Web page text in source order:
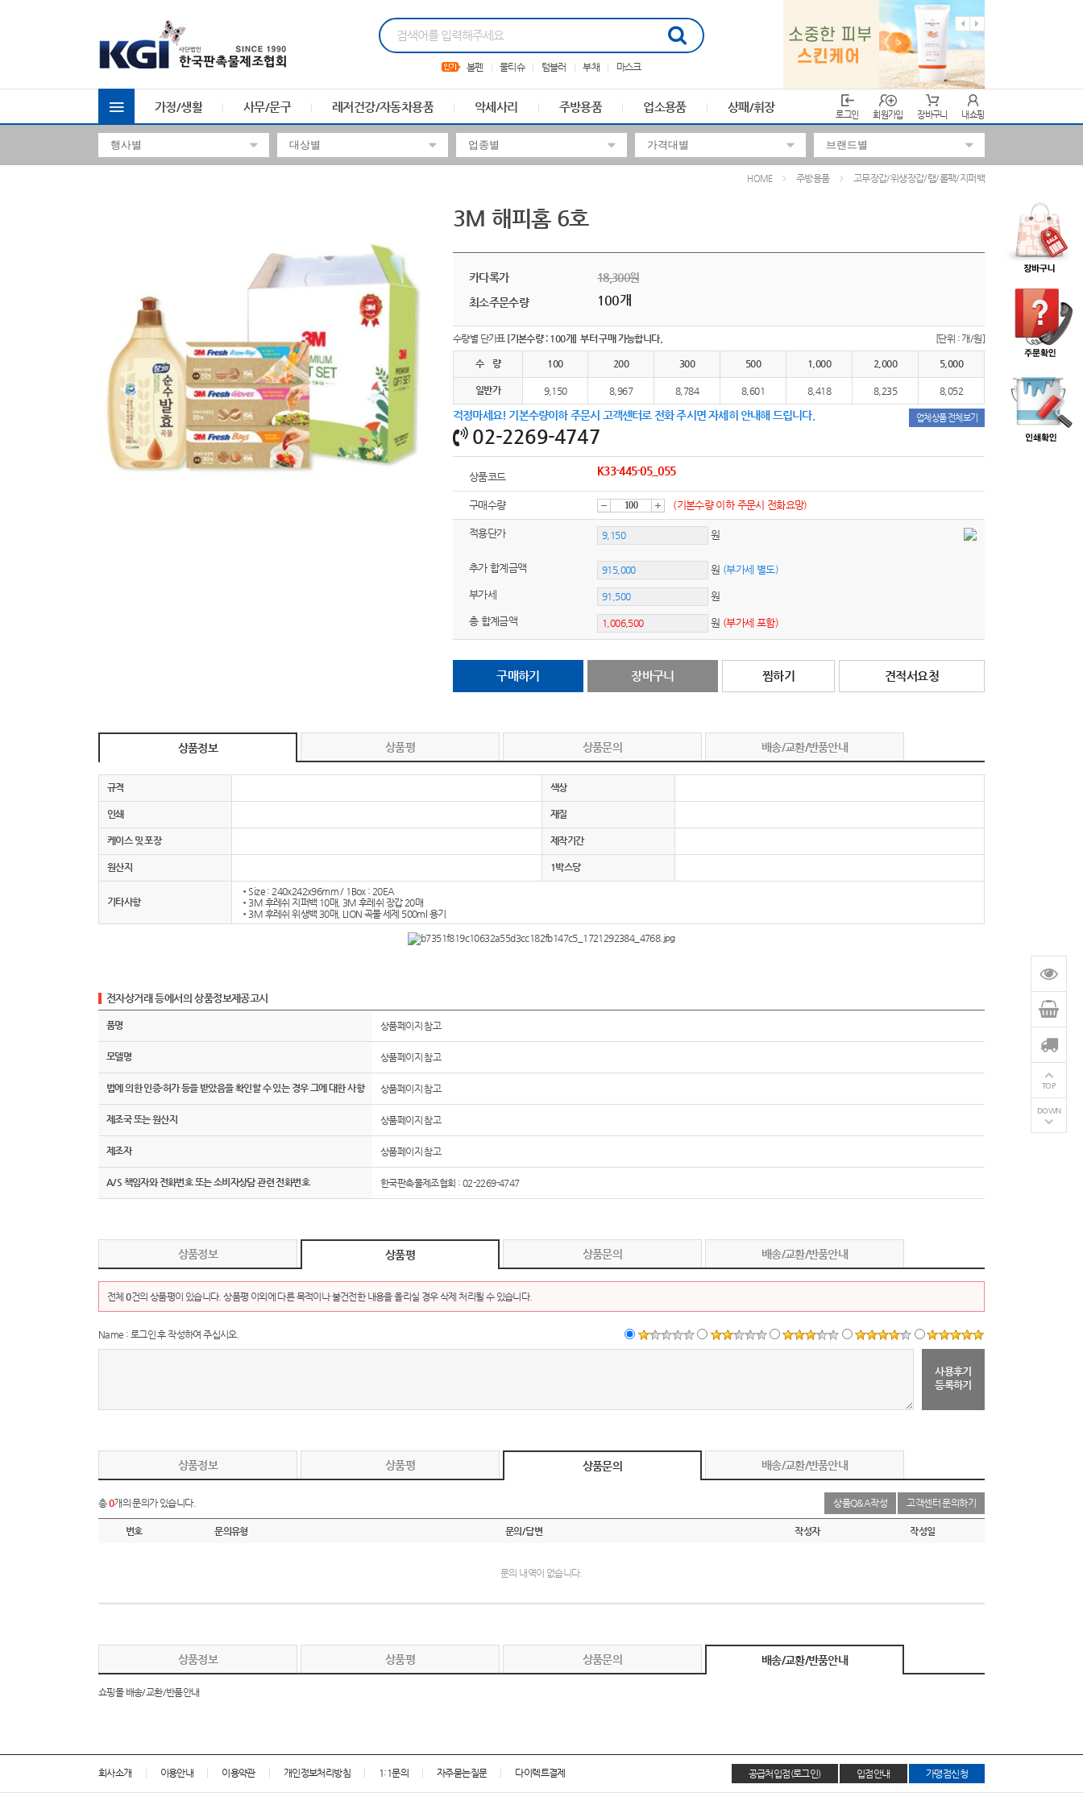
볼펜 물티슈 텀블러 부채 마스크
가정/생활 사무/문구 레저건강/자동차용품 악세사리 주방용품 업소용품 상패/휘장
로그인 회원가입 장바구니 내쇼핑
TOP
DOWN
HOME 주방용품 고무장갑/위생장갑/랩/롤팩/지퍼백
3M 해피홈 6호
카다록가
18,300원
최소주문수량
100개
수량별 단가표 [기본수량 : 100개] 부터 구매 가능합니다. [단위 : 개/원]
수 량 100 200 300 500 1,000 2,000 5,000
일반가 9,150 8,967 8,784 8,601 8,418 8,235 8,052
걱정마세요! 기본수량이하 주문시 고객센터로 전화 주시면 자세히 안내해 드립니다.
02-2269-4747
업체상품 전체보기
상품코드 K33-445-05_055
구매수량
감
소
증
가
(기본수량 이하 주문시 전화요망)
적용단가 원
추가 합계금액 원 (부가세 별도)
부가세 원
총 합계금액 원 (부가세 포함)
구매하기 장바구니 찜하기 견적서요청
상품정보 상품평 상품문의 배송/교환/반품안내
규격 색상
인쇄 재질
케이스 및 포장 제작기간
원산지 1박스당
기타사항
•Size : 240x242x96mm / 1Box : 20EA
•3M 후레쉬 지퍼백 10매, 3M 후레쉬 장갑 20매
•3M 후레쉬 위생백 30매, LION 곡물 세제 500ml 용기
전자상거래 등에서의 상품정보제공고시
품명 상품페이지 참고
모델명 상품페이지 참고
법에 의한 인증·허가 등을 받았음을 확인할 수 있는 경우 그에 대한 사항 상품페이지 참고
제조국 또는 원산지 상품페이지 참고
제조자 상품페이지 참고
A/S 책임자와 전화번호 또는 소비자상담 관련 전화번호 한국판촉물제조협회 : 02-2269-4747
상품정보 상품평 상품문의 배송/교환/반품안내
전체0건의 상품평이 있습니다. 상품평 이외에 다른 목적이나 불건전한 내용을 올리실 경우 삭제 처리될 수 있습니다.
Name : 로그인 후 작성하여 주십시오.
사용후기
등록하기
상품정보 상품평 상품문의 배송/교환/반품안내
총0개의 문의가 있습니다. 상품Q&A작성 고객센터 문의하기
번호 문의유형 문의/답변 작성자 작성일
문의 내역이 없습니다.
상품정보 상품평 상품문의 배송/교환/반품안내
쇼핑몰 배송/교환/반품안내
회사소개 이용안내 이용약관 개인정보처리방침 1:1문의 자주묻는질문 다이렉트결제 공급처입점(로그인) 입점안내 가맹점신청